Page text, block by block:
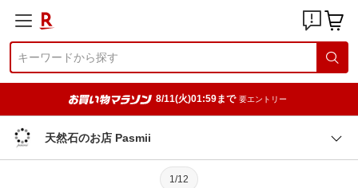
8/11(火)01:59まで 要エントリー
天然石のお店 Pasmii
1/12